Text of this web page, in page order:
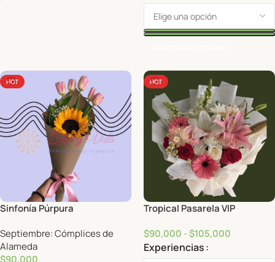
HOT
Sinfonía Púrpura
Septiembre: Cómplices de
Alameda
$90,000
HOT
Tropical Pasarela VIP
$90,000 -$105,000
Experiencias